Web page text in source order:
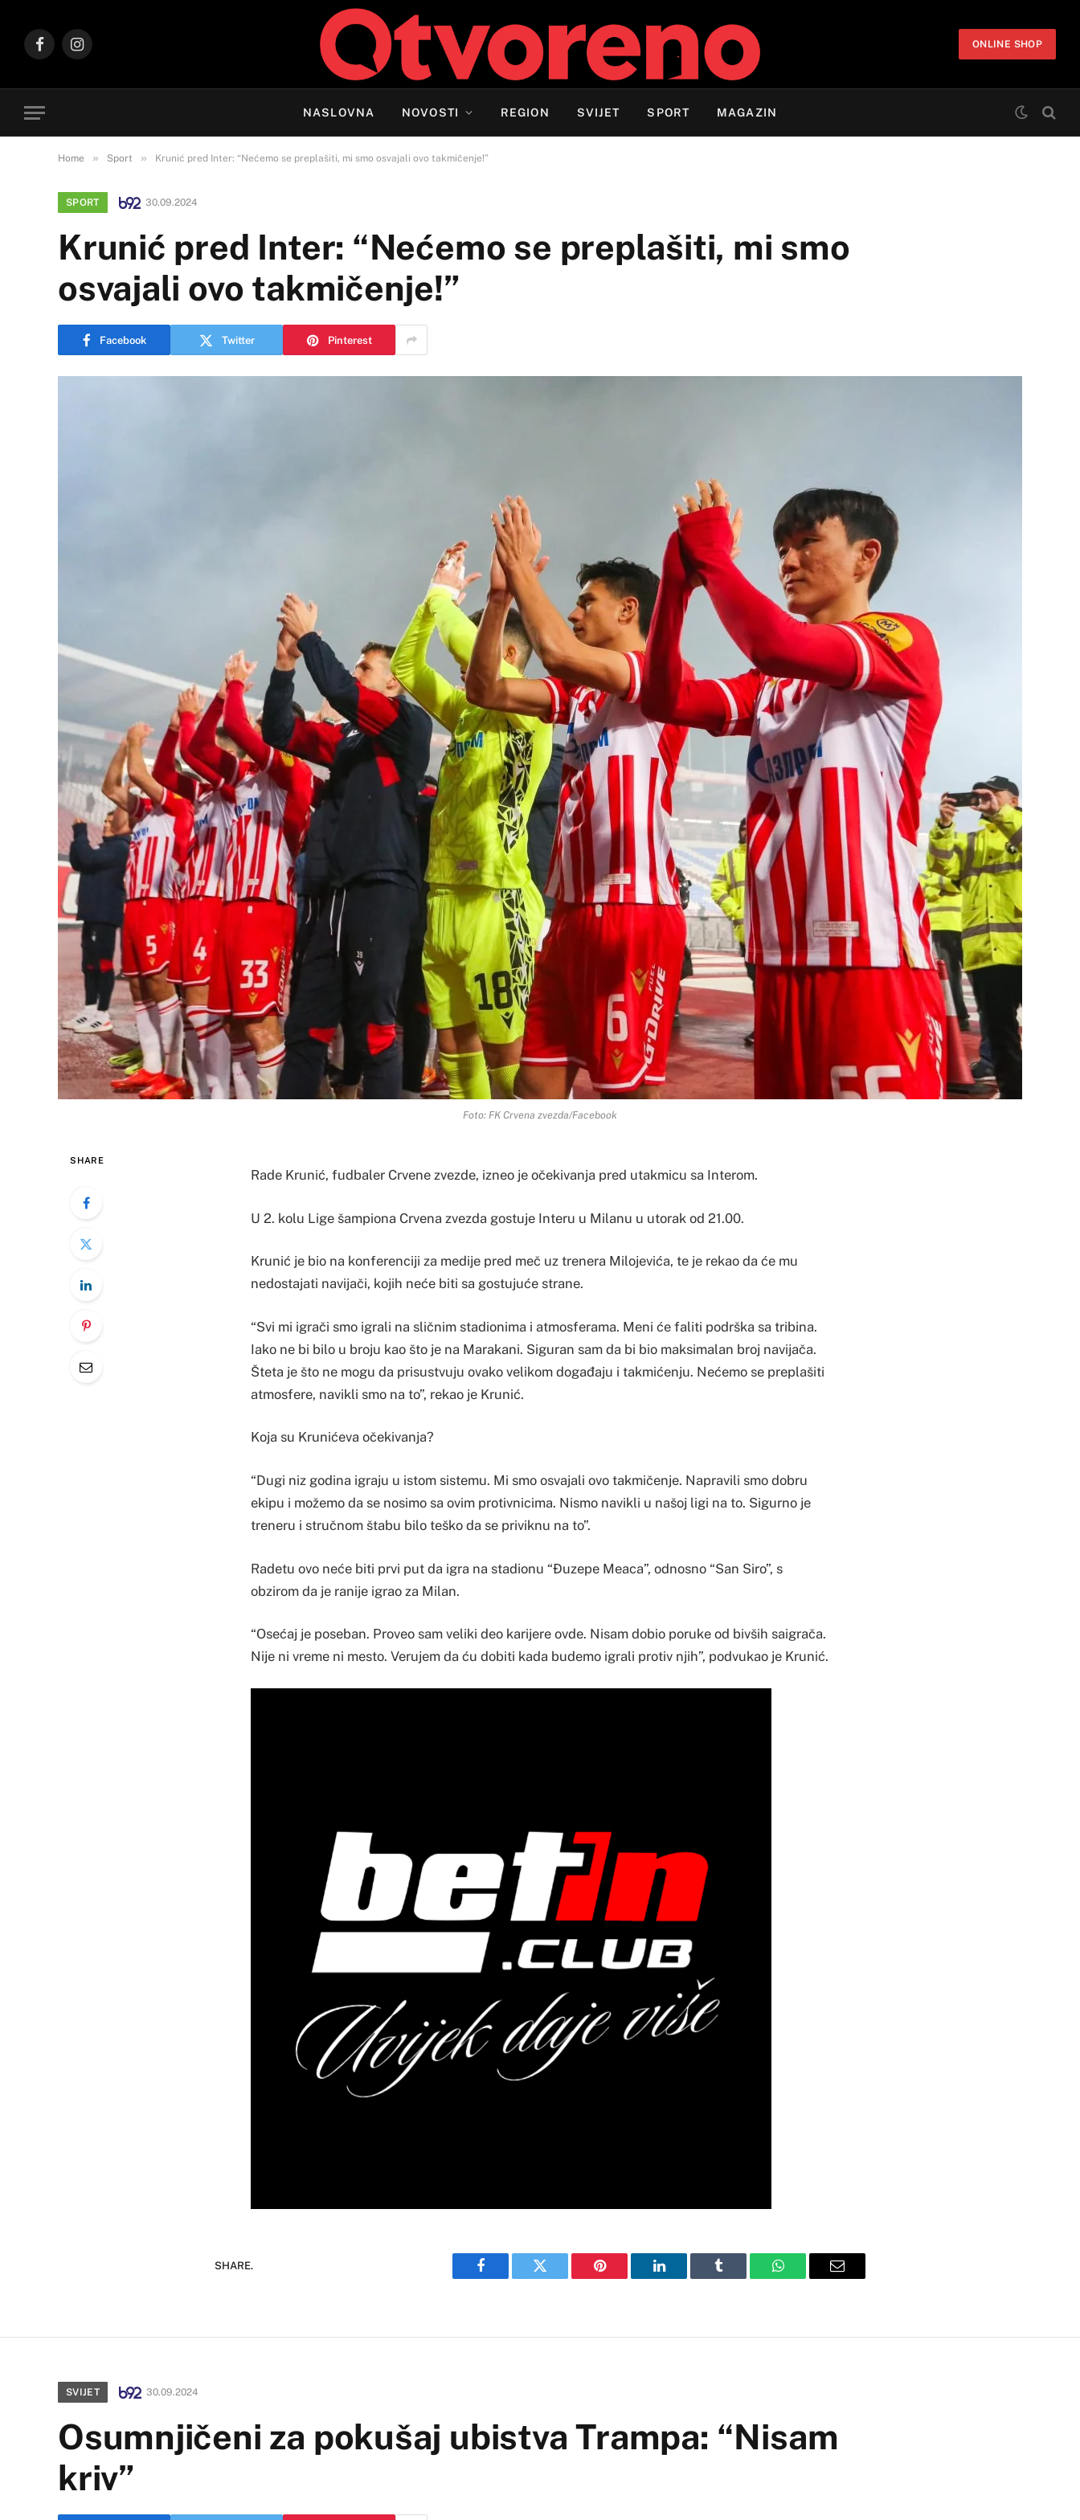
FacebookInstagram
ONLINE SHOP
NASLOVNA NOVOSTI REGION SVIJET SPORT MAGAZIN
Home » Sport » Krunić pred Inter: “Nećemo se preplašiti, mi smo osvajali ovo takmičenje!”
SPORT 30.09.2024
Krunić pred Inter: “Nećemo se preplašiti, mi smo
osvajali ovo takmičenje!”
Facebook Twitter Pinterest
Foto: FK Crvena zvezda/Facebook
SHARE
Rade Krunić, fudbaler Crvene zvezde, izneo je očekivanja pred utakmicu sa Interom.
U 2. kolu Lige šampiona Crvena zvezda gostuje Interu u Milanu u utorak od 21.00.
Krunić je bio na konferenciji za medije pred meč uz trenera Milojevića, te je rekao da će mu
nedostajati navijači, kojih neće biti sa gostujuće strane.
“Svi mi igrači smo igrali na sličnim stadionima i atmosferama. Meni će faliti podrška sa tribina.
Iako ne bi bilo u broju kao što je na Marakani. Siguran sam da bi bio maksimalan broj navijača.
Šteta je što ne mogu da prisustvuju ovako velikom događaju i takmićenju. Nećemo se preplašiti
atmosfere, navikli smo na to”, rekao je Krunić.
Koja su Krunićeva očekivanja?
“Dugi niz godina igraju u istom sistemu. Mi smo osvajali ovo takmičenje. Napravili smo dobru
ekipu i možemo da se nosimo sa ovim protivnicima. Nismo navikli u našoj ligi na to. Sigurno je
treneru i stručnom štabu bilo teško da se priviknu na to”.
Radetu ovo neće biti prvi put da igra na stadionu “Đuzepe Meaca”, odnosno “San Siro”, s
obzirom da je ranije igrao za Milan.
“Osećaj je poseban. Proveo sam veliki deo karijere ovde. Nisam dobio poruke od bivših saigrača.
Nije ni vreme ni mesto. Verujem da ću dobiti kada budemo igrali protiv njih”, podvukao je Krunić.
SHARE.
Facebook Twitter Pinterest LinkedIn Tumblr WhatsAppEmail
SVIJET 30.09.2024
Osumnjičeni za pokušaj ubistva Trampa: “Nisam
kriv”